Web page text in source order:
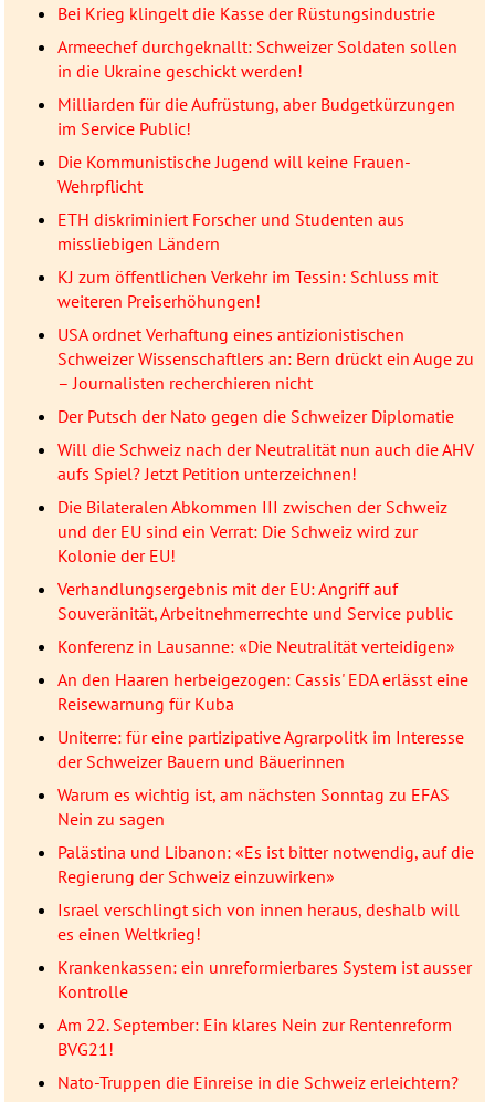
Bei Krieg klingelt die Kasse der Rüstungsindustrie
Armeechef durchgeknallt: Schweizer Soldaten sollen
in die Ukraine geschickt werden!
Milliarden für die Aufrüstung, aber Budgetkürzungen
im Service Public!
Die Kommunistische Jugend will keine Frauen-
Wehrpflicht
ETH diskriminiert Forscher und Studenten aus
missliebigen Ländern
KJ zum öffentlichen Verkehr im Tessin: Schluss mit
weiteren Preiserhöhungen!
USA ordnet Verhaftung eines antizionistischen
Schweizer Wissenschaftlers an: Bern drückt ein Auge zu
– Journalisten recherchieren nicht
Der Putsch der Nato gegen die Schweizer Diplomatie
Will die Schweiz nach der Neutralität nun auch die AHV
aufs Spiel? Jetzt Petition unterzeichnen!
Die Bilateralen Abkommen III zwischen der Schweiz
und der EU sind ein Verrat: Die Schweiz wird zur
Kolonie der EU!
Verhandlungsergebnis mit der EU: Angriff auf
Souveränität, Arbeitnehmerrechte und Service public
Konferenz in Lausanne: «Die Neutralität verteidigen»
An den Haaren herbeigezogen: Cassis' EDA erlässt eine
Reisewarnung für Kuba
Uniterre: für eine partizipative Agrarpolitk im Interesse
der Schweizer Bauern und Bäuerinnen
Warum es wichtig ist, am nächsten Sonntag zu EFAS
Nein zu sagen
Palästina und Libanon: «Es ist bitter notwendig, auf die
Regierung der Schweiz einzuwirken»
Israel verschlingt sich von innen heraus, deshalb will
es einen Weltkrieg!
Krankenkassen: ein unreformierbares System ist ausser
Kontrolle
Am 22. September: Ein klares Nein zur Rentenreform
BVG21!
Nato-Truppen die Einreise in die Schweiz erleichtern?